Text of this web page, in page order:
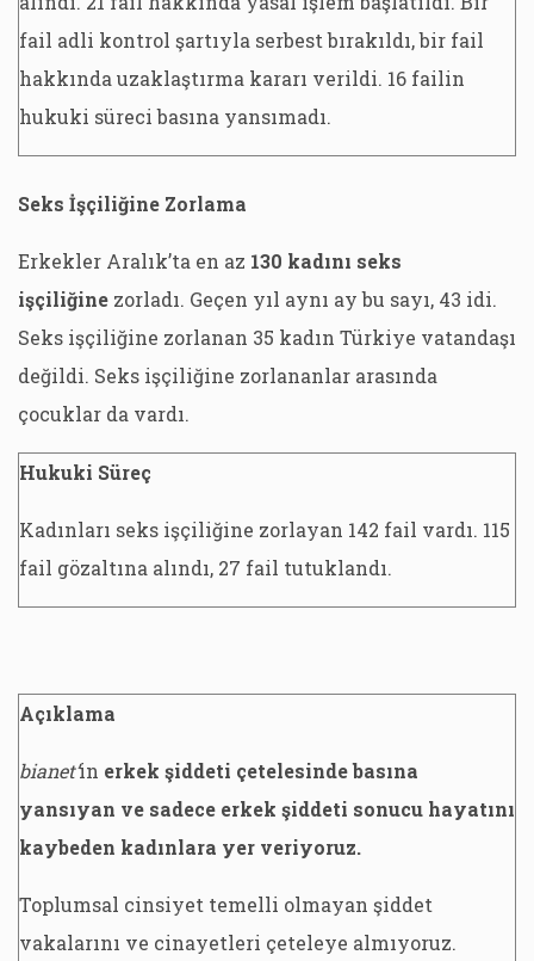
fail adli kontrol şartıyla serbest bırakıldı, bir fail
hakkında uzaklaştırma kararı verildi. 16 failin
hukuki süreci basına yansımadı.
Seks İşçiliğine Zorlama
Erkekler Aralık’ta en az 130 kadını seks
işçiliğine zorladı. Geçen yıl aynı ay bu sayı, 43 idi.
Seks işçiliğine zorlanan 35 kadın Türkiye vatandaşı
değildi. Seks işçiliğine zorlananlar arasında
çocuklar da vardı.
Hukuki Süreç
Kadınları seks işçiliğine zorlayan 142 fail vardı. 115
fail gözaltına alındı, 27 fail tutuklandı.
Açıklama
bianet’in erkek şiddeti çetelesinde basına
yansıyan ve sadece erkek şiddeti sonucu hayatını
kaybeden kadınlara yer veriyoruz.
Toplumsal cinsiyet temelli olmayan şiddet
vakalarını ve cinayetleri çeteleye almıyoruz.